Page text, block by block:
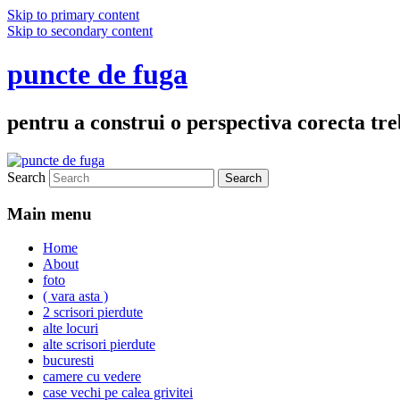
Skip to primary content
Skip to secondary content
puncte de fuga
pentru a construi o perspectiva corecta
Search
Main menu
Home
About
foto
( vara asta )
2 scrisori pierdute
alte locuri
alte scrisori pierdute
bucuresti
camere cu vedere
case vechi pe calea grivitei